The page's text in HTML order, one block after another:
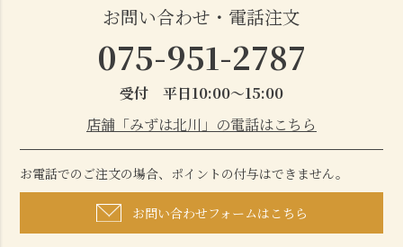
お問い合わせ・電話注文
075-951-2787
受付 平日10:00～15:00
店舗「みずは北川」の電話はこちら
お電話でのご注文の場合、ポイントの付与はできません。
お問い合わせフォームはこちら